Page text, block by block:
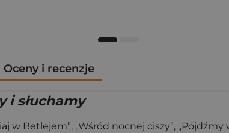
Oceny i recenzje
i słuchamy
Betlejem”, „Wśród nocnej ciszy”, „Pójdźmy